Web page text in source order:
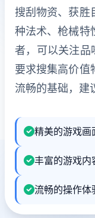
搜刮物资、获胜
种法术、枪械特
者，可以关注品
要求搜集高价值
流畅的基础，建
精美的游戏画
丰富的游戏内
流畅的操作体